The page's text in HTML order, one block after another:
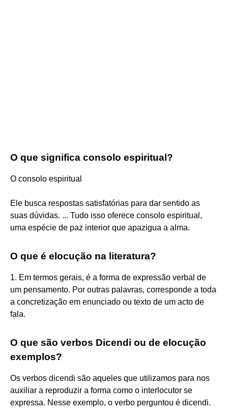
O que significa consolo espiritual?
O consolo espiritual
Ele busca respostas satisfatórias para dar sentido as
suas dúvidas. ... Tudo isso oferece consolo espiritual,
uma espécie de paz interior que apazigua a alma.
O que é elocução na literatura?
1. Em termos gerais, é a forma de expressão verbal de
um pensamento. Por outras palavras, corresponde a toda
a concretização em enunciado ou texto de um acto de
fala.
O que são verbos Dicendi ou de elocução
exemplos?
Os verbos dicendi são aqueles que utilizamos para nos
auxiliar a reproduzir a forma como o interlocutor se
expressa. Nesse exemplo, o verbo perguntou é dicendi.